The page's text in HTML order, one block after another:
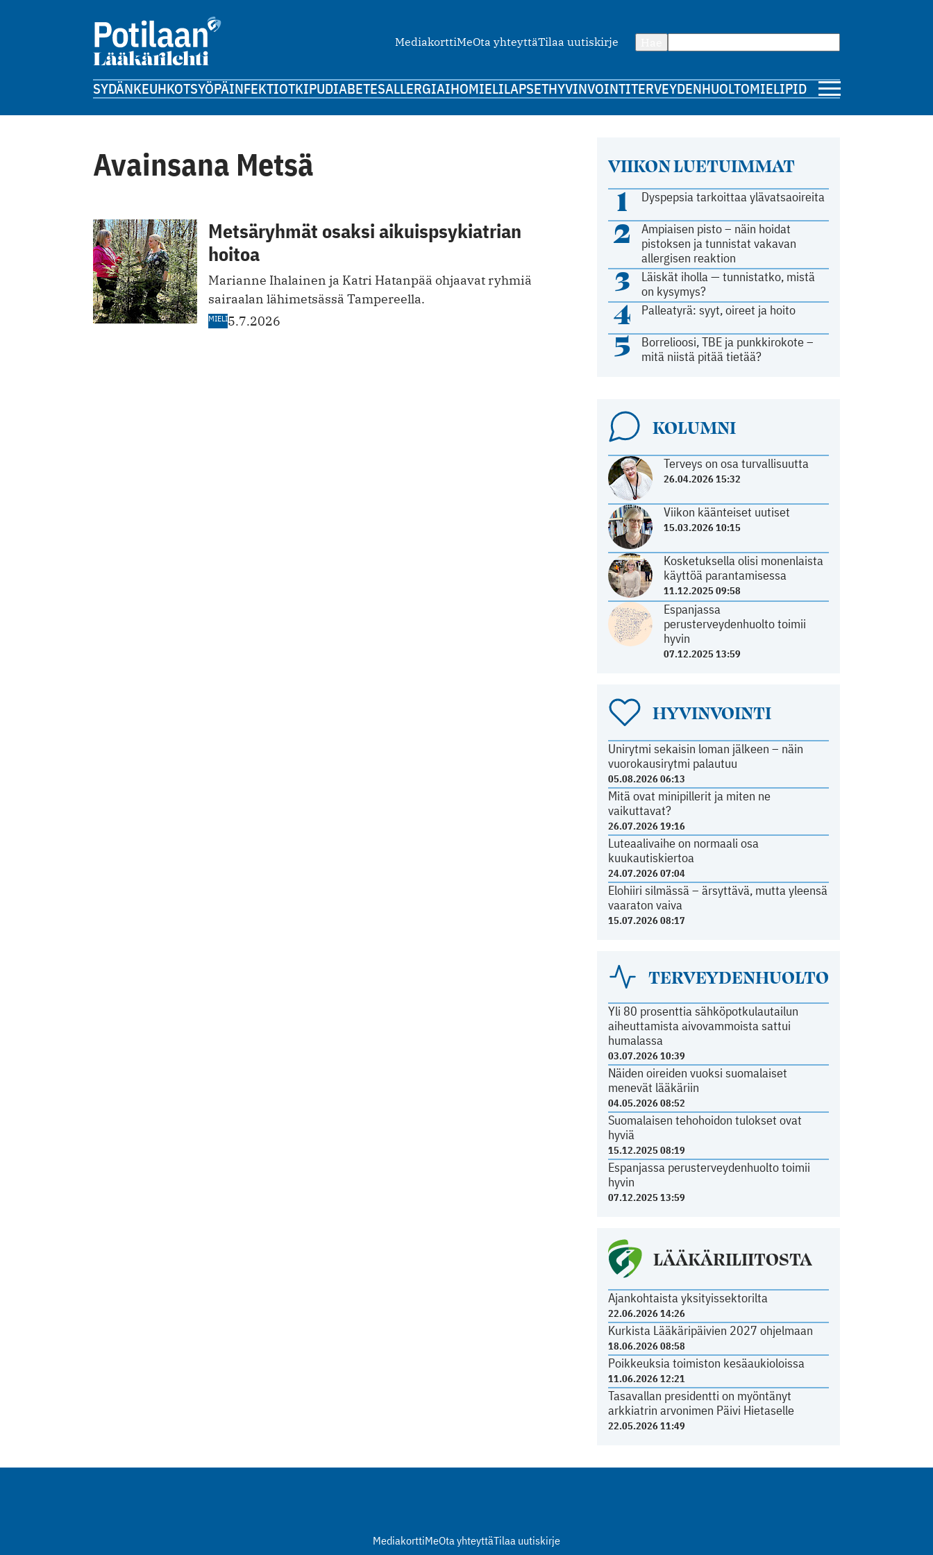
MediakorttiMeOta yhteyttäTilaa uutiskirje
SYDÄNKEUHKOTSYÖPÄINFEKTIOTKIPUDIABETESALLERGIAIHOMIELILAPSETHYVINVOINTITERVEYDENHUOLTOMIELIPIDE
Avainsana Metsä
Metsäryhmät osaksi aikuispsykiatrian
hoitoa
Marianne Ihalainen ja Katri Hatanpää ohjaavat ryhmiä
sairaalan lähimetsässä Tampereella.
MIELI5.7.2026
VIIKON LUETUIMMAT
1 Dyspepsia tarkoittaa ylävatsaoireita
2
Ampiaisen pisto – näin hoidat
pistoksen ja tunnistat vakavan
allergisen reaktion
3
Läiskät iholla — tunnistatko, mistä
on kysymys?
4 Palleatyrä: syyt, oireet ja hoito
5
Borrelioosi, TBE ja punkkirokote –
mitä niistä pitää tietää?
KOLUMNI
Terveys on osa turvallisuutta
26.04.2026 15:32
Viikon käänteiset uutiset
15.03.2026 10:15
Kosketuksella olisi monenlaista
käyttöä parantamisessa
11.12.2025 09:58
Espanjassa
perusterveydenhuolto toimii
hyvin
07.12.2025 13:59
HYVINVOINTI
Unirytmi sekaisin loman jälkeen – näin
vuorokausirytmi palautuu
05.08.2026 06:13
Mitä ovat minipillerit ja miten ne
vaikuttavat?
26.07.2026 19:16
Luteaalivaihe on normaali osa
kuukautiskiertoa
24.07.2026 07:04
Elohiiri silmässä – ärsyttävä, mutta yleensä
vaaraton vaiva
15.07.2026 08:17
TERVEYDENHUOLTO
Yli 80 prosenttia sähköpotkulautailun
aiheuttamista aivovammoista sattui
humalassa
03.07.2026 10:39
Näiden oireiden vuoksi suomalaiset
menevät lääkäriin
04.05.2026 08:52
Suomalaisen tehohoidon tulokset ovat
hyviä
15.12.2025 08:19
Espanjassa perusterveydenhuolto toimii
hyvin
07.12.2025 13:59
LÄÄKÄRILIITOSTA
Ajankohtaista yksityissektorilta
22.06.2026 14:26
Kurkista Lääkäripäivien 2027 ohjelmaan
18.06.2026 08:58
Poikkeuksia toimiston kesäaukioloissa
11.06.2026 12:21
Tasavallan presidentti on myöntänyt
arkkiatrin arvonimen Päivi Hietaselle
22.05.2026 11:49
MediakorttiMeOta yhteyttäTilaa uutiskirje